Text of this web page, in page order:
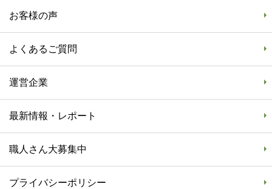
お客様の声
よくあるご質問
運営企業
最新情報・レポート
職人さん大募集中
プライバシーポリシー